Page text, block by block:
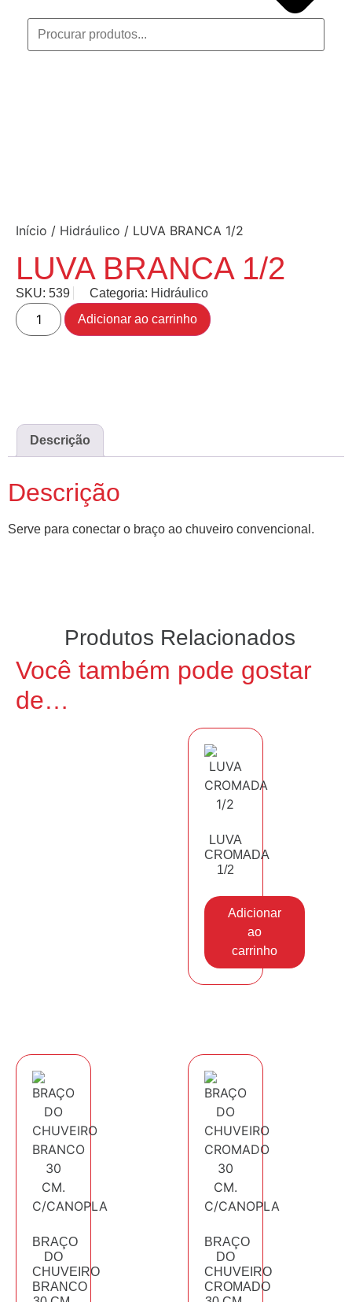
Início / Hidráulico / LUVA BRANCA 1/2
LUVA BRANCA 1/2
Adicionar ao carrinho
SKU: 539 Categoria: Hidráulico
Descrição
Descrição
Serve para conectar o braço ao chuveiro convencional.
Produtos Relacionados
Você também pode gostar
de…
LUVA
CROMADA
1/2
Adicionar
ao
carrinho
BRAÇO
DO
CHUVEIRO
BRANCO
BRAÇO
DO
CHUVEIRO
CROMADO